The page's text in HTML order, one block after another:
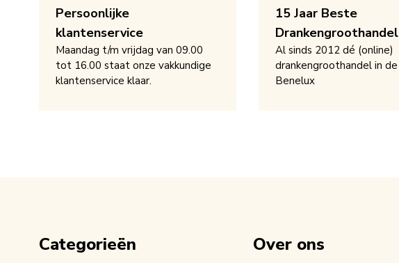
Persoonlijke
klantenservice
Maandag t/m vrijdag van 09.00
tot 16.00 staat onze vakkundige
klantenservice klaar.
15 Jaar Beste
Drankengroothandel
Al sinds 2012 dé (online)
drankengroothandel in de
Benelux
Categorieën Over ons